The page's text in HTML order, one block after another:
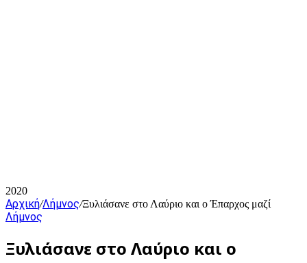
2020
Αρχική/Λήμνος/Ξυλιάσανε στο Λαύριο και ο Έπαρχος μαζί
Λήμνος
Ξυλιάσανε στο Λαύριο και ο